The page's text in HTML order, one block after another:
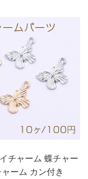
チャーム 蝶チャー
ーム カン付き